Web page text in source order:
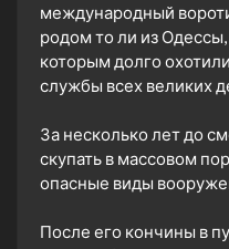
международный
родом то ли из Одессы,
которым долго
службы всех великих
За несколько лет до
скупать в массовом
опасные виды
После его кончины в